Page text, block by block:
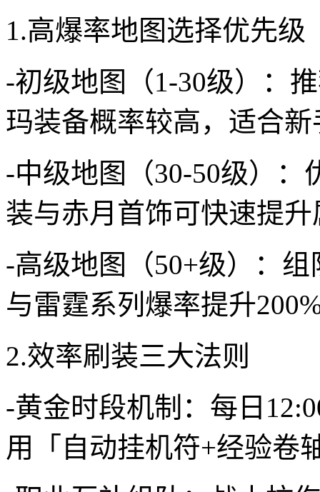
1.高爆率地图选择优先级
-初级地图（1-30级）：
玛装备概率较高，适合
-中级地图（30-50级）
装与赤月首饰可快速提升
-高级地图（50+级）：
与雷霆系列爆率提升
2.效率刷装三大法则
-黄金时段机制：每日
用「自动挂机符+经验卷